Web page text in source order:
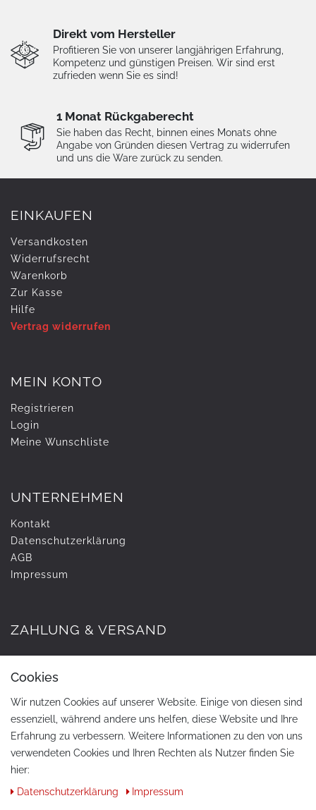
Direkt vom Hersteller
Profitieren Sie von unserer langjährigen Erfahrung,
Kompetenz und günstigen Preisen. Wir sind erst
zufrieden wenn Sie es sind!
1 Monat Rückgaberecht
Sie haben das Recht, binnen eines Monats ohne
Angabe von Gründen diesen Vertrag zu widerrufen
und uns die Ware zurück zu senden.
EINKAUFEN
Versandkosten
Widerrufs­recht
Warenkorb
Zur Kasse
Hilfe
Vertrag widerrufen
MEIN KONTO
Registrieren
Login
Meine Wunschliste
UNTERNEHMEN
Kontakt
Daten­schutz­erklärung
AGB
Impressum
ZAHLUNG & VERSAND
Cookies
Wir nutzen Cookies auf unserer Website. Einige von diesen sind
essenziell, während andere uns helfen, diese Website und Ihre
Erfahrung zu verbessern. Weitere Informationen zu den von uns
verwendeten Cookies und Ihren Rechten als Nutzer finden Sie
hier:
Daten­schutz­erklärung
Impressum